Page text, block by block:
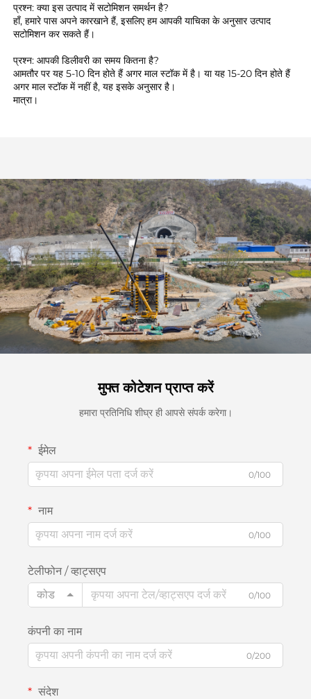
प्रश्न: क्या इस उत्पाद में सटोमिशन समर्थन है?
हाँ, हमारे पास अपने कारखाने हैं, इसलिए हम आपकी याचिका के अनुसार उत्पाद
सटोमिशन कर सकते हैं।
प्रश्न: आपकी डिलीवरी का समय कितना है?
आमतौर पर यह 5-10 दिन होते हैं अगर माल स्टॉक में है। या यह 15-20 दिन होते हैं
अगर माल स्टॉक में नहीं है, यह इसके अनुसार है।
मात्रा।
मुफ्त कोटेशन प्राप्त करें
हमारा प्रतिनिधि शीघ्र ही आपसे संपर्क करेगा।
ईमेल
0/100
नाम
0/100
टेलीफोन / व्हाट्सएप
कोड
0/100
कंपनी का नाम
0/200
संदेश